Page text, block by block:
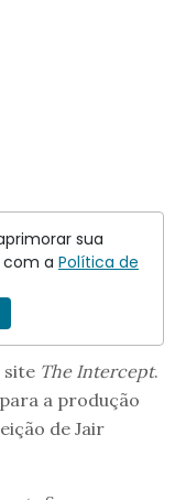
site The Intercept.
a produção
de Jair
sua
com a Política de